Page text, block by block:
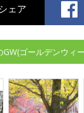
ェア
ゴールデンウィ